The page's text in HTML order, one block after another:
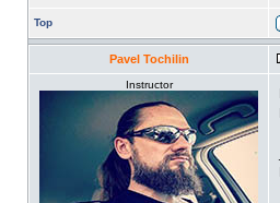
Top
Pavel Tochilin
Instructor